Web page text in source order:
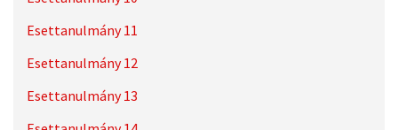
Esettanulmány 11
Esettanulmány 12
Esettanulmány 13